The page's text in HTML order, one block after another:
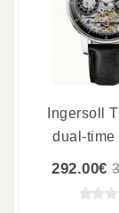
Ingersoll
dual-time
292.00€